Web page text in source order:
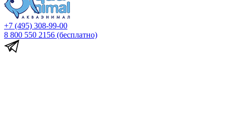
+7 (495) 308-99-00
8 800 550 2156 (бесплатно)